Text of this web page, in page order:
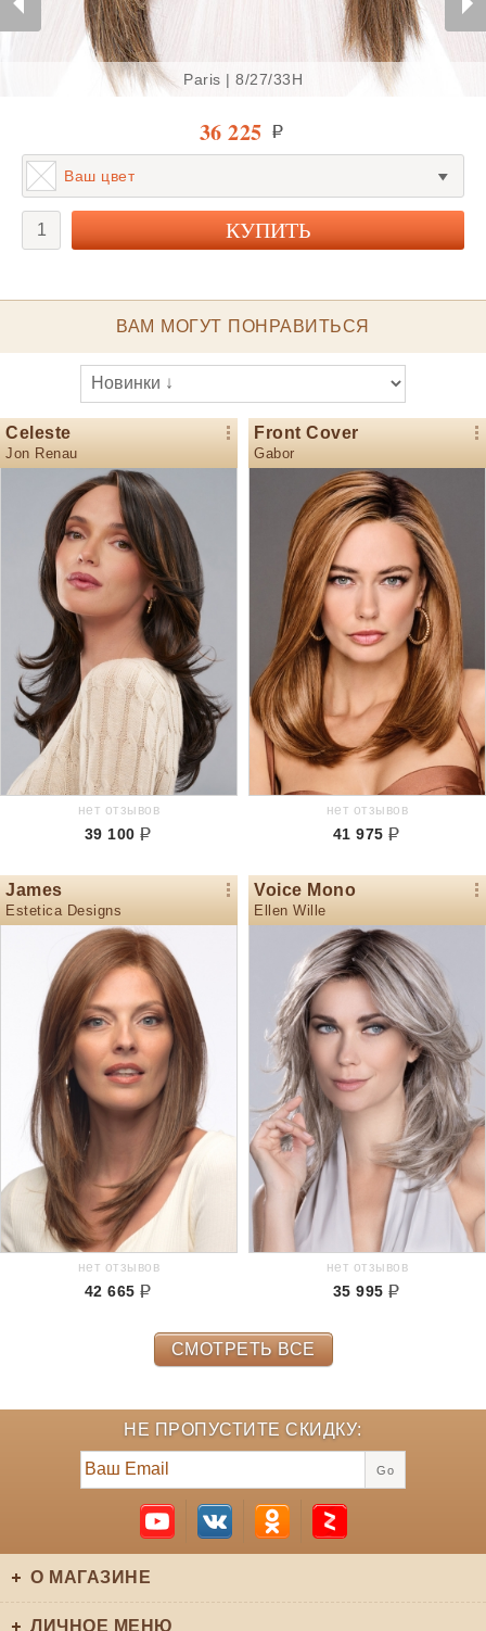
36 225
Ваш цвет
Paris | 8/27/33H
ВАМ МОГУТ ПОНРАВИТЬСЯ
Celeste
Jon Renau
нет отзывов
39 100
Front Cover
Gabor
нет отзывов
41 975
James
Estetica Designs
нет отзывов
42 665
Voice Mono
Ellen Wille
нет отзывов
35 995
СМОТРЕТЬ ВСЕ
НЕ ПРОПУСТИТЕ СКИДКУ:
Go
О МАГАЗИНЕ
ЛИЧНОЕ МЕНЮ